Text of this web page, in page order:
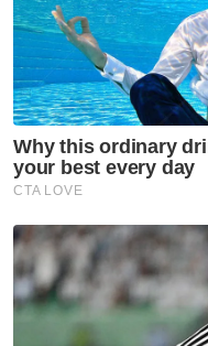
Mohd Firdaus (empat
Al-
Jelasnya, pihak
baki sekitar
pembangunan
kawasan